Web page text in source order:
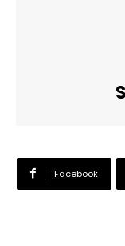
Facebook